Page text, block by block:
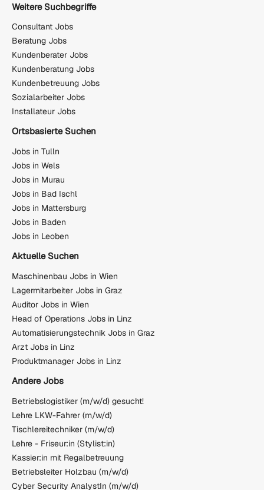
Weitere Suchbegriffe
Consultant Jobs
Beratung Jobs
Kundenberater Jobs
Kundenberatung Jobs
Kundenbetreuung Jobs
Sozialarbeiter Jobs
Installateur Jobs
Ortsbasierte Suchen
Jobs in Tulln
Jobs in Wels
Jobs in Murau
Jobs in Bad Ischl
Jobs in Mattersburg
Jobs in Baden
Jobs in Leoben
Aktuelle Suchen
Maschinenbau Jobs in Wien
Lagermitarbeiter Jobs in Graz
Auditor Jobs in Wien
Head of Operations Jobs in Linz
Automatisierungstechnik Jobs in Graz
Arzt Jobs in Linz
Produktmanager Jobs in Linz
Andere Jobs
Betriebslogistiker (m/w/d) gesucht!
Lehre LKW-Fahrer (m/w/d)
Tischlereitechniker (m/w/d)
Lehre - Friseur:in (Stylist:in)
Kassier:in mit Regalbetreuung
Betriebsleiter Holzbau (m/w/d)
Cyber Security AnalystIn (m/w/d)